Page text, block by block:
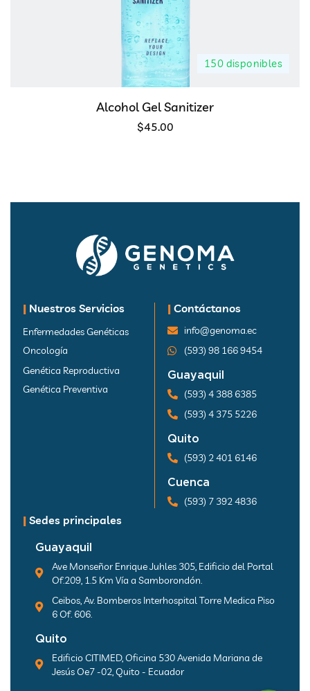
150 disponibles
Alcohol Gel Sanitizer
$45.00
| Nuestros Servicios
Enfermedades Genéticas
Oncología
Genética Reproductiva
Genética Preventiva
| Contáctanos
info@genoma.ec
(593) 98 166 9454
Guayaquil
(593) 4 388 6385
(593) 4 375 5226
Quito
(593) 2 401 6146
Cuenca
(593) 7 392 4836
| Sedes principales
Guayaquil
Ave Monseñor Enrique Juhles 305, Edificio del Portal
Of.209, 1.5 Km Vía a Samborondón.
Ceibos, Av. Bomberos Interhospital Torre Medica Piso
6 Of. 606.
Quito
Edificio CITIMED, Oficina 530 Avenida Mariana de
Jesús Oe7 -02, Quito - Ecuador